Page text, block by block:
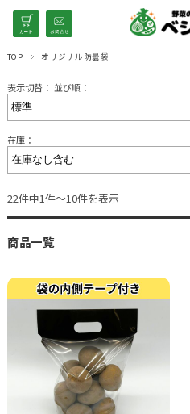
TOP オリジナル防曇袋
表示切替： 並び順：
在庫：
22件中1件～10件を表示
商品一覧